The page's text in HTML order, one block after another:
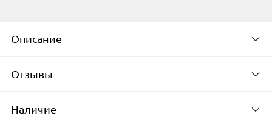
Описание
Характеристики
Тип подключения наушников
Отзывы
Наличие